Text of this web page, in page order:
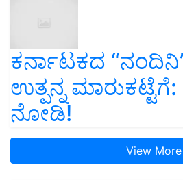
ಕರ್ನಾಟಕದ
ಉತ್ಪನ್ನ
ನೋಡಿ!
View More